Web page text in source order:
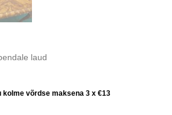
laud
kolme võrdse maksena 3 x €13